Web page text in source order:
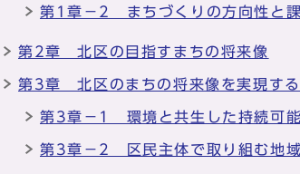
第1章－2 まちづくりの方向性と
第2章 北区の目指すまちの将来像
第3章 北区のまちの将来像を実現する
第3章－1 環境と共生した持続可
第3章－2 区民主体で取り組む地